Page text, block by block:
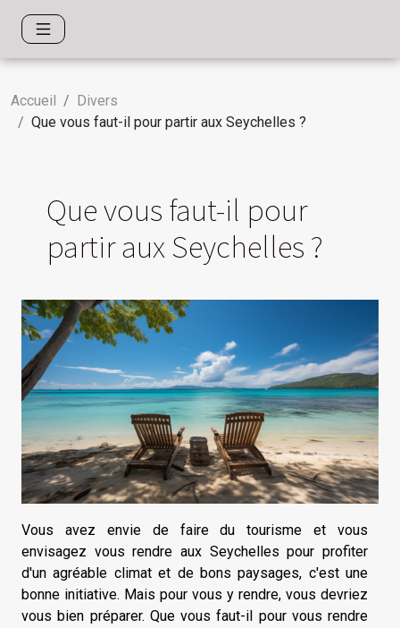
Accueil
Divers
Que vous faut-il pour partir aux Seychelles ?
Que vous faut-il pour
partir aux Seychelles ?
Vous avez envie de faire du tourisme et vous
envisagez vous rendre aux Seychelles pour profiter
d'un agréable climat et de bons paysages, c'est une
bonne initiative. Mais pour vous y rendre, vous devriez
vous bien préparer. Que vous faut-il pour vous rendre